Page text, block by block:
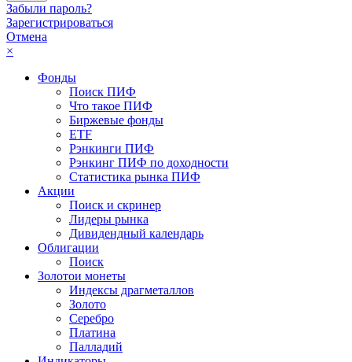
Забыли пароль?
Зарегистрироваться
Отмена
×
Фонды
Поиск ПИФ
Что такое ПИФ
Биржевые фонды
ETF
Рэнкинги ПИФ
Рэнкинг ПИФ по доходности
Статистика рынка ПИФ
Акции
Поиск и скринер
Лидеры рынка
Дивидендный календарь
Облигации
Поиск
Золотои монеты
Индексы драгметаллов
Золото
Серебро
Платина
Палладий